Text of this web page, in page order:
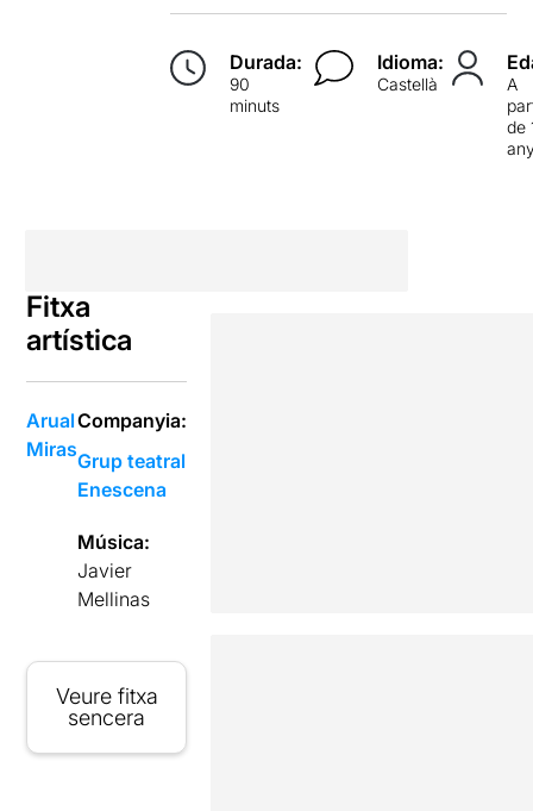
Durada:
90
minuts
Idioma:
Castellà
A
de
Fitxa
artística
Arual
Miras
Companyia:
Grup teatral
Enescena
Música:
Javier
Mellinas
Veure fitxa
sencera